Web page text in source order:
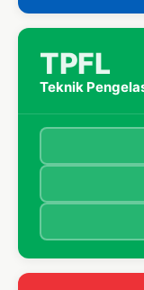
TPFL
Teknik